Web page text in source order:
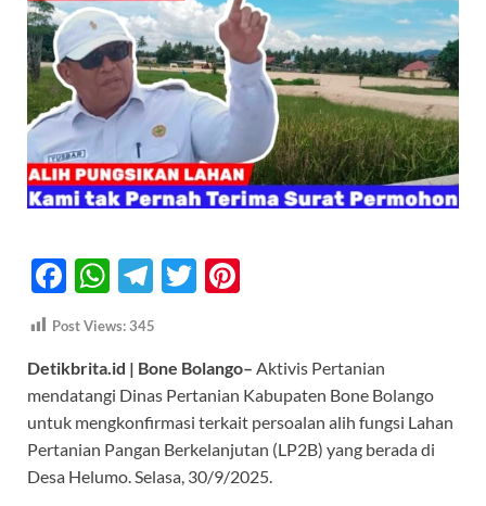
F
ac
e
b
o
o
k
W
at
s
A
p
p
T
el
e
gr
a
m
T
er es
t
Post Views:345
Detikbrita.id | Bone Bolango– Aktivis Pertanian
mendatangi Dinas Pertanian Kabupaten Bone Bolango
untuk mengkonfirmasi terkait persoalan alih fungsi Lahan
Pertanian Pangan Berkelanjutan (LP2B) yang berada di
Desa Helumo. Selasa, 30/9/2025.